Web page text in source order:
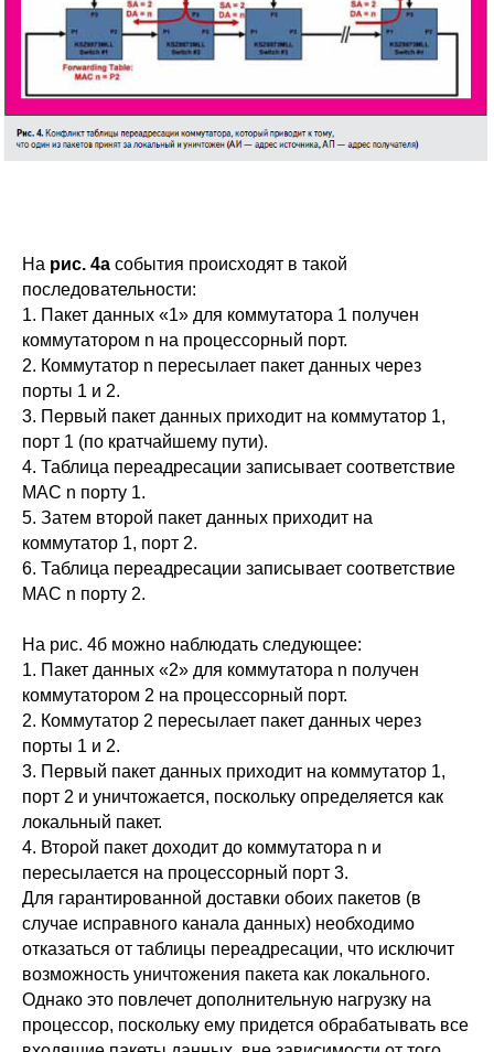
На рис. 4а события происходят в такой
последовательности:
1. Пакет данных «1» для коммутатора 1 получен
коммутатором n на процессорный порт.
2. Коммутатор n пересылает пакет данных через
порты 1 и 2.
3. Первый пакет данных приходит на коммутатор 1,
порт 1 (по кратчайшему пути).
4. Таблица переадресации записывает соответствие
MAC n порту 1.
5. Затем второй пакет данных приходит на
коммутатор 1, порт 2.
6. Таблица переадресации записывает соответствие
MAC n порту 2.
На рис. 4б можно наблюдать следующее:
1. Пакет данных «2» для коммутатора n получен
коммутатором 2 на процессорный порт.
2. Коммутатор 2 пересылает пакет данных через
порты 1 и 2.
3. Первый пакет данных приходит на коммутатор 1,
порт 2 и уничтожается, поскольку определяется как
локальный пакет.
4. Второй пакет доходит до коммутатора n и
пересылается на процессорный порт 3.
Для гарантированной доставки обоих пакетов (в
случае исправного канала данных) необходимо
отказаться от таблицы переадресации, что исключит
возможность уничтожения пакета как локального.
Однако это повлечет дополнительную нагрузку на
процессор, поскольку ему придется обрабатывать все